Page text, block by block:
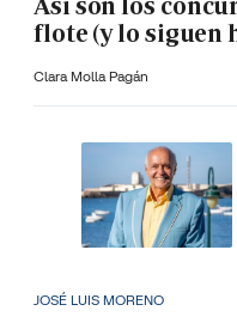
flote (y lo siguen
Clara Molla Pagán
JOSÉ LUIS MORENO